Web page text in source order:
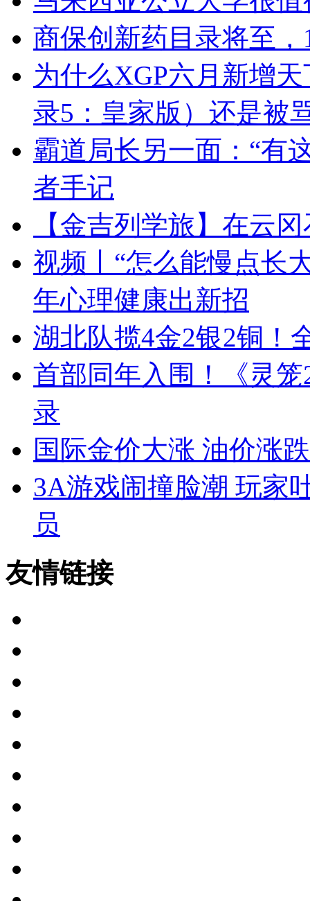
商保创新药目录将至
为什么XGP六月新增
录5：皇家版）还是被
霸道局长另一面：“有
者手记
【金吉列学旅】在云
视频丨“怎么能慢点长
年心理健康出新招
湖北队揽4金2银2铜！
首部同年入围！《灵
录
国际金价大涨 油价涨
3A游戏闹撞脸潮 玩家
员
友情链接